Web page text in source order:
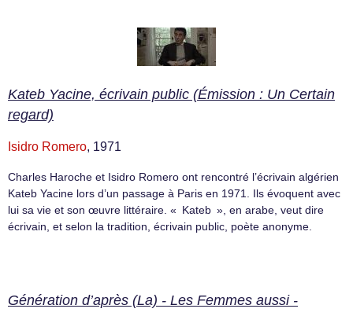
Kateb Yacine, écrivain public (Émission : Un Certain
regard)
Isidro Romero, 1971
Charles Haroche et Isidro Romero ont rencontré l’écrivain algérien
Kateb Yacine lors d’un passage à Paris en 1971. Ils évoquent avec
lui sa vie et son œuvre littéraire. « Kateb », en arabe, veut dire
écrivain, et selon la tradition, écrivain public, poète anonyme.
Génération d’après (La) - Les Femmes aussi -